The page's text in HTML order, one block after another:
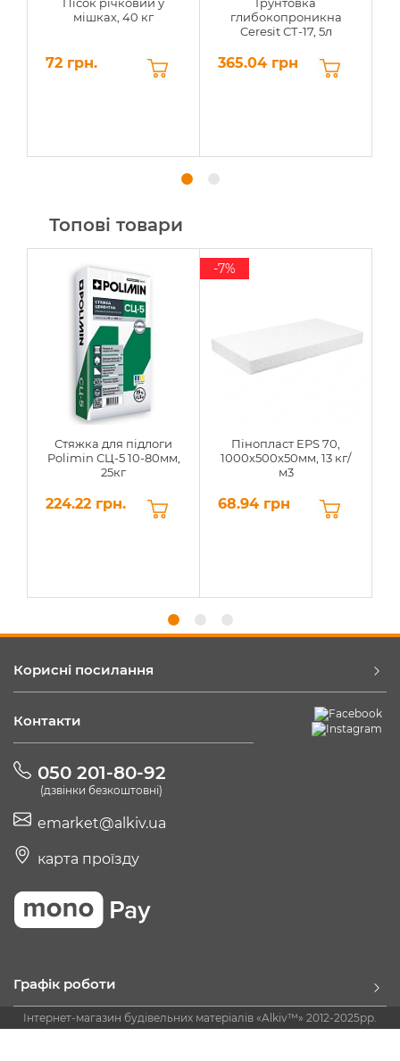
мішках, 40 кг
72 грн.
глибокопроникна
Ceresit СТ-17, 5л
365.04 грн
Топові товари
Стяжка для підлоги
Polimin СЦ-5 10-80мм,
25кг
224.22 грн.
Пінопласт EPS 70,
1000х500х50мм, 13 кг/
м3
68.94 грн
-7%
Корисні посилання
Контакти
050 201-80-92
(дзвінки безкоштовні)
emarket@alkiv.ua
карта проїзду
Графік роботи
Інтернет-магазин будівельних матеріалів «Alkiv™» 2012-2025рр.